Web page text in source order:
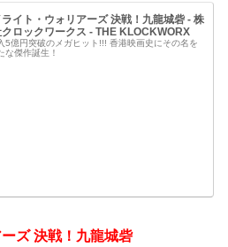
ライト・ウォリアーズ 決戦！九龍城砦 - 株
ロックワークス - THE KLOCKWORX
5億円突破のメガヒット!!! 香港映画史にその名を
な傑作誕生！
ズ 決戦！九龍城砦